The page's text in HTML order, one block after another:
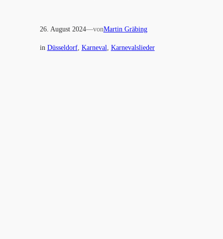
26. August 2024—vonMartin Gräbing
in Düsseldorf, Karneval Karnevalslieder